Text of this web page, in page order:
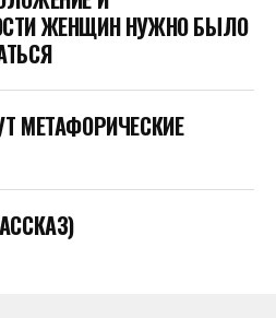
ЖЕНЩИН НУЖНО БЫЛО
МЕТАФОРИЧЕСКИЕ